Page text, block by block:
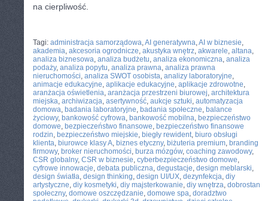
na cierpliwość.
Tagi: administracja samorządowa,AI generatywna,AI w biznesie,
akademia, akcesoria ogrodnicze, akustyka wnętrz, akwarele, altana,
analiza biznesowa, analiza budżetu, analiza ekonomiczna, analiza
podaży, analiza popytu, analiza prawna, analiza prawna
nieruchomości, analiza SWOT osobista, analizy laboratoryjne,
animacje edukacyjne, aplikacje edukacyjne, aplikacje zdrowotne,
aranżacja oświetlenia, aranżacja przestrzeni biurowej, architektura
miejska, archiwizacja, asertywność, aukcje sztuki, automatyzacja
domowa, badania laboratoryjne, badania społeczne, balance
życiowy, bankowość cyfrowa, bankowość mobilna, bezpieczeństwo
domowe, bezpieczeństwo finansowe, bezpieczeństwo finansowe
rodzin, bezpieczeństwo miejskie, biegły rewident, biuro obsługi
klienta, biurowce klasy A, biznes etyczny, biżuteria premium, branding
firmowy, broker nieruchomości, burza mózgów, coaching zawodowy,
CSR globalny, CSR w biznesie, cyberbezpieczeństwo domowe,
cyfrowe innowacje, debata publiczna, degustacje, design meblarski,
design światła, design thinking, design UI/UX, dezynfekcja, diy
artystyczne, diy kosmetyki, diy majsterkowanie, diy wnętrza, dobrostan
społeczny, domowe oszczędzanie, domowe spa, doradztwo